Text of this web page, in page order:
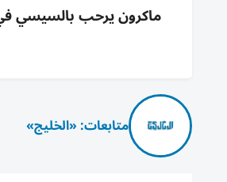
ماكرون يرحب بالسيسي في
متابعات: «الخليج»